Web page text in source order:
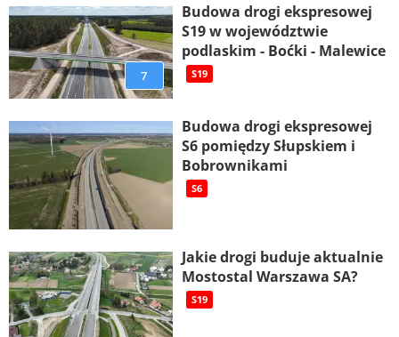
7
Budowa drogi ekspresowej
S19 w województwie
podlaskim - Boćki - Malewice
S19
Budowa drogi ekspresowej
S6 pomiędzy Słupskiem i
Bobrownikami
S6
Jakie drogi buduje aktualnie
Mostostal Warszawa SA?
S19